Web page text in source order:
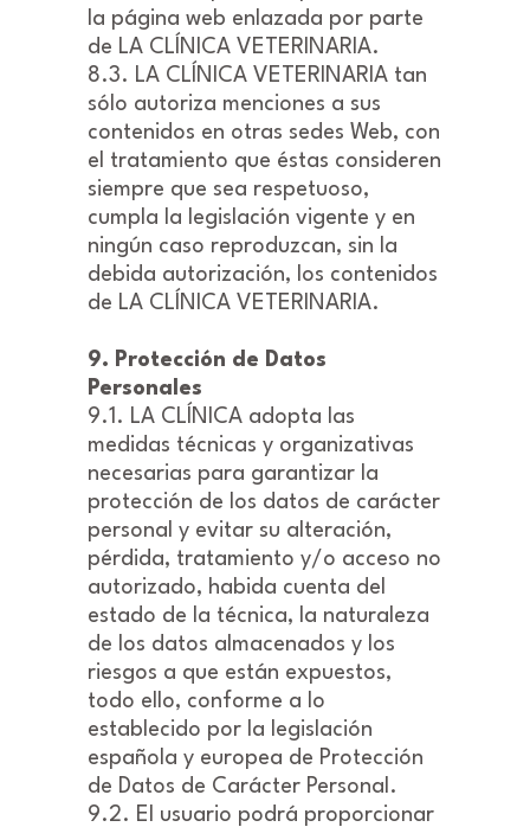
la página web enlazada por parte
de LA CLÍNICA VETERINARIA.
8.3. LA CLÍNICA VETERINARIA tan
sólo autoriza menciones a sus
contenidos en otras sedes Web, con
el tratamiento que éstas consideren
siempre que sea respetuoso,
cumpla la legislación vigente y en
ningún caso reproduzcan, sin la
debida autorización, los contenidos
de LA CLÍNICA VETERINARIA.
9. Protección de Datos
Personales
9.1. LA CLÍNICA adopta las
medidas técnicas y organizativas
necesarias para garantizar la
protección de los datos de carácter
personal y evitar su alteración,
pérdida, tratamiento y/o acceso no
autorizado, habida cuenta del
estado de la técnica, la naturaleza
de los datos almacenados y los
riesgos a que están expuestos,
todo ello, conforme a lo
establecido por la legislación
española y europea de Protección
de Datos de Carácter Personal.
9.2. El usuario podrá proporcionar